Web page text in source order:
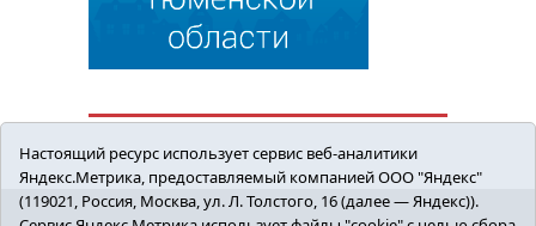
Настоящий ресурс использует сервис веб-аналитики
Яндекс.Метрика, предоставляемый компанией ООО "Яндекс"
(119021, Россия, Москва, ул. Л. Толстого, 16 (далее — Яндекс)).